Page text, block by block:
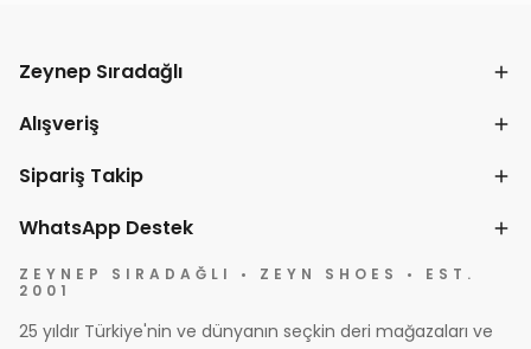
Zeynep Sıradağlı
Alışveriş
Sipariş Takip
WhatsApp Destek
ZEYNEP SIRADAĞLI • ZEYN SHOES • EST.
2001
25 yıldır Türkiye'nin ve dünyanın seçkin deri mağazaları ve